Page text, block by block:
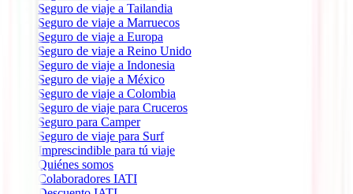
Seguro de viaje a Tailandia
Seguro de viaje a Marruecos
Seguro de viaje a Europa
Seguro de viaje a Reino Unido
Seguro de viaje a Indonesia
Seguro de viaje a México
Seguro de viaje a Colombia
Seguro de viaje para Cruceros
Seguro para Camper
Seguro de viaje para Surf
Imprescindible para tú viaje
Quiénes somos
Colaboradores IATI